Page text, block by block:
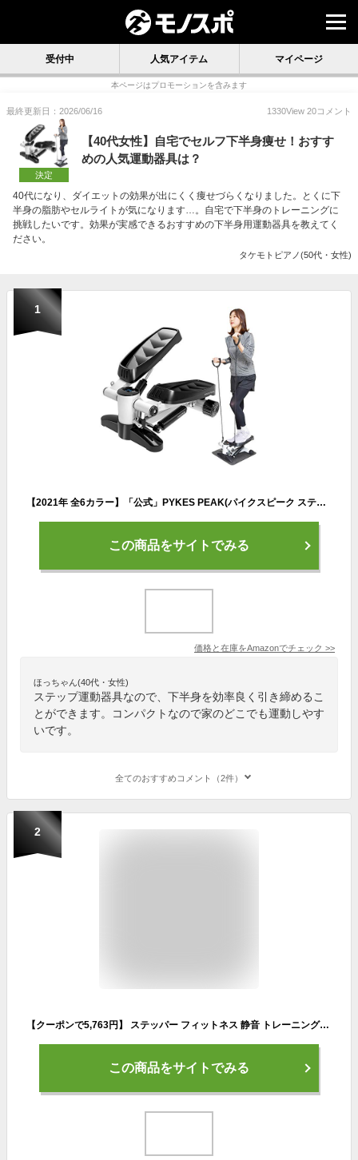
受付中 人気アイテム マイページ
本ページはプロモーションを含みます
最終更新日：2026/06/16 1330View 20コメント
決定
【40代女性】自宅でセルフ下半身痩せ！おすす
めの人気運動器具は？
40代になり、ダイエットの効果が出にくく痩せづらくなりました。とくに下
半身の脂肪やセルライトが気になります…。自宅で下半身のトレーニングに
挑戦したいです。効果が実感できるおすすめの下半身用運動器具を教えてく
ださい。
タケモトピアノ(50代・女性)
1
【2021年 全6カラー】「公式」PYKES PEAK(パイクスピーク ステッパー 【自宅で有酸素運動】 ダイエット器具 健康器具 フィットネスマシン ウォーキングマシン ステップ台 運動用 男女兼用「パワーバンド＆騒音防止マット付き」【ブラック&ホワイト/BLACK&WHITE】
この商品をサイトでみる
価格と在庫をAmazonでチェック >>
ほっちゃん(40代・女性)
ステップ運動器具なので、下半身を効率良く引き締めるこ
とができます。コンパクトなので家のどこでも運動しやす
いです。
全てのおすすめコメント（2件）
2
【クーポンで5,763円】 ステッパー フィットネス 静音 トレーニングバンド付属 有酸素運動 計測メーター 室内運動 足踏み エクササイズ 昇降運動 下半身 運動 筋トレ 家トレ ながら運動 エクササイズ器具 SunRuck サンルック
この商品をサイトでみる